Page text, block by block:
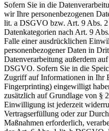
Sofern Sie in die
wir Ihre personenbezogenen
lit. a DSGVO bzw. Art. 9 Abs.
Datenkategorien nach Art. 9
Falle einer ausdrücklichen
personenbezogener Daten in
Datenverarbeitung außerdem
DSGVO. Sofern Sie in die
Zugriff auf Informationen in Ihr
Fingerprinting) eingewilligt
zusätzlich auf Grundlage von §
Einwilligung ist jederzeit
Vertragserfüllung oder zur
Maßnahmen erforderlich,